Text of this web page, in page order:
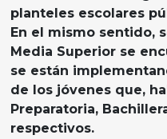
planteles escolares
En el mismo sentido,
Media Superior se
se están
de los jóvenes que,
Preparatoria,
respectivos.